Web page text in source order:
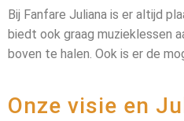
Bij Fanfare Juliana is er altijd
biedt ook graag muzieklessen
boven te halen. Ook is er de
Onze visie en